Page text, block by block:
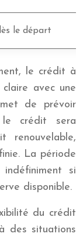
le départ
le crédit à
avec une
de prévoir
crédit sera
renouvelable,
La période
indéfiniment si
disponible.
du crédit
des situations